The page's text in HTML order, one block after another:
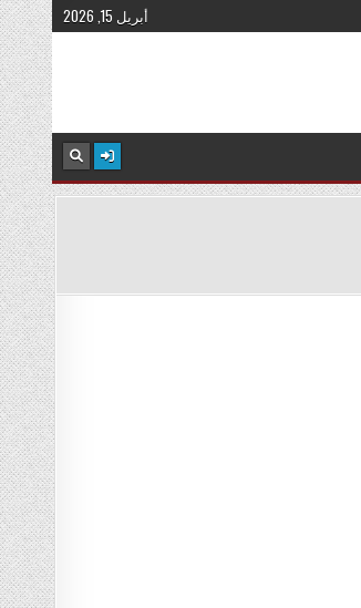
أبريل 15, 2026